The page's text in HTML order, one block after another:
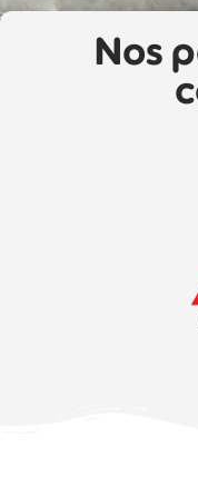
Nos